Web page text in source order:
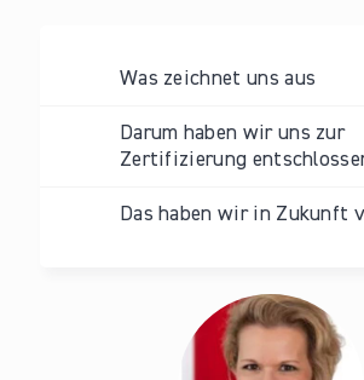
Was zeichnet uns aus
Darum haben wir uns zur
Zertifizierung
Das haben wir in Zukunft